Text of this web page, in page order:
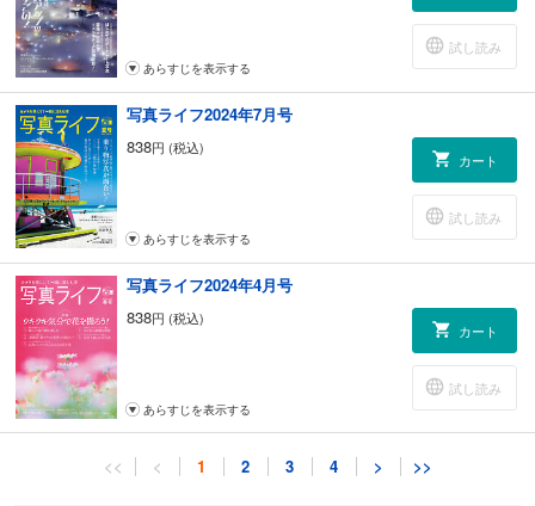
試し読み
あらすじを表示する
写真ライフ2024年7月号
838円 (税込)
カート
試し読み
あらすじを表示する
写真ライフ2024年4月号
838円 (税込)
カート
試し読み
あらすじを表示する
<< < 1 2 3 4 > >>